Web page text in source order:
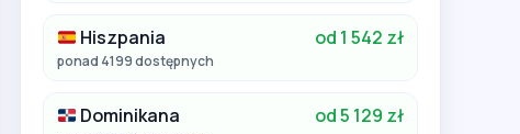
Hiszpania od 1 542 zł
ponad 4199 dostępnych
Dominikana od 5 129 zł